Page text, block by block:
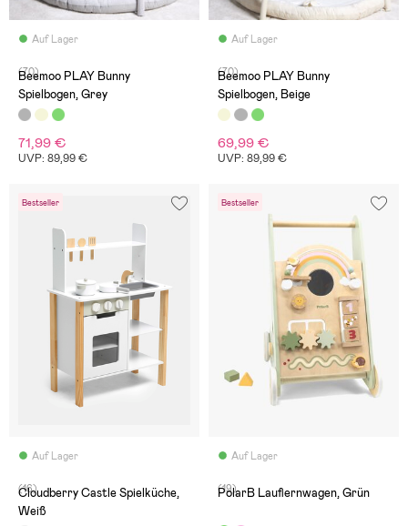
Auf Lager
(70)
Beemoo PLAY Bunny
Spielbogen, Grey
71,99 €
UVP: 89,99 €
Auf Lager
(70)
Beemoo PLAY Bunny
Spielbogen, Beige
69,99 €
UVP: 89,99 €
Bestseller
Auf Lager
(16)
Cloudberry Castle Spielküche,
Weiß
Bestseller
Auf Lager
(19)
PolarB Lauflernwagen, Grün